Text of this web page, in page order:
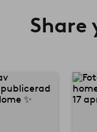
Share